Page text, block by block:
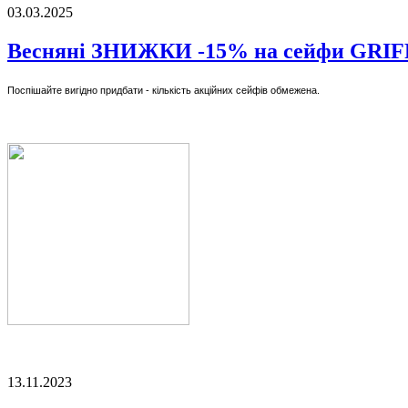
03.03.2025
Весняні ЗНИЖКИ -15% на сейфи
Поспішайте вигідно придбати - кількість акційних сейфів обмежена.
13.11.2023